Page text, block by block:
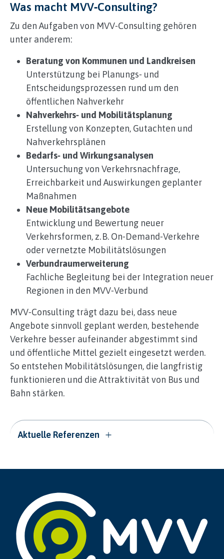
Was macht MVV‑Consulting?
Zu den Aufgaben von MVV‑Consulting gehören
unter anderem:
Beratung von Kommunen und Landkreisen
Unterstützung bei Planungs‑ und
Entscheidungsprozessen rund um den
öffentlichen Nahverkehr
Nahverkehrs‑ und Mobilitätsplanung
Erstellung von Konzepten, Gutachten und
Nahverkehrsplänen
Bedarfs‑ und Wirkungsanalysen
Untersuchung von Verkehrsnachfrage,
Erreichbarkeit und Auswirkungen geplanter
Maßnahmen
Neue Mobilitätsangebote
Entwicklung und Bewertung neuer
Verkehrsformen, z. B. On‑Demand‑Verkehre
oder vernetzte Mobilitätslösungen
Verbundraumerweiterung
Fachliche Begleitung bei der Integration neuer
Regionen in den MVV‑Verbund
MVV‑Consulting trägt dazu bei, dass neue
Angebote sinnvoll geplant werden, bestehende
Verkehre besser aufeinander abgestimmt sind
und öffentliche Mittel gezielt eingesetzt werden.
So entstehen Mobilitätslösungen, die langfristig
funktionieren und die Attraktivität von Bus und
Bahn stärken.
Aktuelle Referenzen